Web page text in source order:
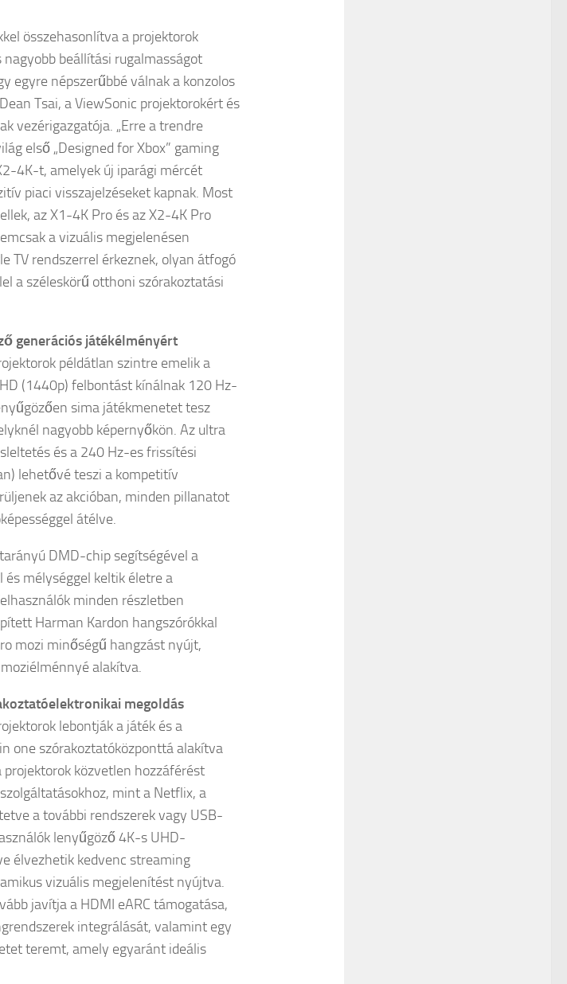
összehasonlítva a projektorok
beállítási rugalmasságot
egyre népszerűbbé válnak a konzolos
Tsai, a ViewSonic projektorokért és
vezérigazgatója. „Erre a trendre
első „Designed for Xbox” gaming
4K-t, amelyek új iparági mércét
piaci visszajelzéseket kapnak. Most
az X1-4K Pro és az X2-4K Pro
a vizuális megjelenésen
TV rendszerrel érkeznek, olyan átfogó
a széleskörű otthoni szórakoztatási
generációs játékélményért
példátlan szintre emelik a
(1440p) felbontást kínálnak 120 Hz-
sima játékmenetet tesz
nagyobb képernyőkön. Az ultra
és a 240 Hz-es frissítési
lehetővé teszi a kompetitív
az akcióban, minden pillanatot
átélve.
DMD-chip segítségével a
mélységgel keltik életre a
minden részletben
Harman Kardon hangszórókkal
mozi minőségű hangzást nyújt,
alakítva.
megoldás
lebontják a játék és a
one szórakoztatóközponttá alakítva
közvetlen hozzáférést
mint a Netflix, a
a további rendszerek vagy USB-
lenyűgöző 4K-s UHD-
élvezhetik kedvenc streaming
vizuális megjelenítést nyújtva.
javítja a HDMI eARC támogatása,
integrálását, valamint egy
teremt, amely egyaránt ideális